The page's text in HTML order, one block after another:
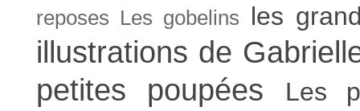
reposes Les gobelins les
illustrations de
petites poupées
Les